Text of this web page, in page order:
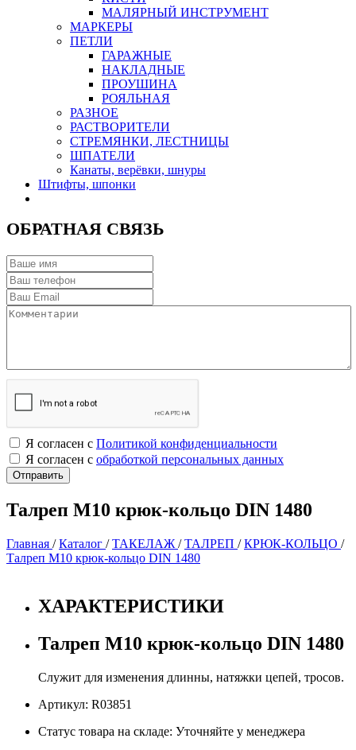
МАЛЯРНЫЙ ИНСТРУМЕНТ
МАРКЕРЫ
ПЕТЛИ
ГАРАЖНЫЕ
НАКЛАДНЫЕ
ПРОУШИНА
РОЯЛЬНАЯ
РАЗНОЕ
РАСТВОРИТЕЛИ
СТРЕМЯНКИ, ЛЕСТНИЦЫ
ШПАТЕЛИ
Канаты, верёвки, шнуры
Штифты, шпонки
ОБРАТНАЯ СВЯЗЬ
Я согласен с Политикой конфиденциальности
Я согласен с обработкой персональных данных
Талреп М10 крюк-кольцо DIN 1480
Главная /Каталог /ТАКЕЛАЖ /ТАЛРЕП /КРЮК-КОЛЬЦО /
Талреп М10 крюк-кольцо DIN 1480
ХАРАКТЕРИСТИКИ
Талреп М10 крюк-кольцо DIN 1480
Служит для изменения длинны, натяжки цепей, тросов.
Артикул: R03851
Статус товара на складе: Уточняйте у менеджера